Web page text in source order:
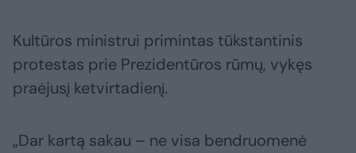
Kultūros ministrui primintas tūkstantinis
protestas prie Prezidentūros rūmų, vykęs
praėjusį ketvirtadienį.
„Dar kartą sakau – ne visa bendruomenė